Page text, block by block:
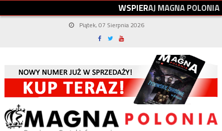
WSPIERAJMAGNAPOLONIA
Piątek, 07 Sierpnia 2026